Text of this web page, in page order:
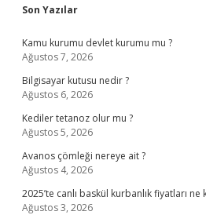
Sidebar
Son Yazılar
Kamu kurumu devlet kurumu mu ?
Ağustos 7, 2026
Bilgisayar kutusu nedir ?
Ağustos 6, 2026
Kediler tetanoz olur mu ?
Ağustos 5, 2026
Avanos çömleği nereye ait ?
Ağustos 4, 2026
2025’te canlı baskül kurbanlık fiyatları ne
Ağustos 3, 2026